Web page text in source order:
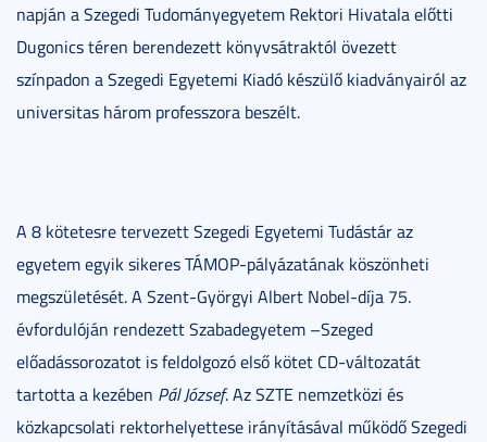
napján a Szegedi Tudományegyetem Rektori Hivatala előtti
Dugonics téren berendezett könyvsátraktól övezett
színpadon a Szegedi Egyetemi Kiadó készülő kiadványairól az
universitas három professzora beszélt.
A 8 kötetesre tervezett Szegedi Egyetemi Tudástár az
egyetem egyik sikeres TÁMOP-pályázatának köszönheti
megszületését. A Szent-Györgyi Albert Nobel-díja 75.
évfordulóján rendezett Szabadegyetem –Szeged
előadássorozatot is feldolgozó első kötet CD-változatát
tartotta a kezében Pál József. Az SZTE nemzetközi és
közkapcsolati rektorhelyettese irányításával működő Szegedi